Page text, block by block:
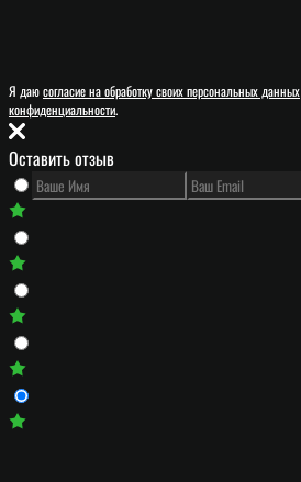
Я даюсогласие на обработку своих персональных данных
конфиденциальности.
Оставить отзыв